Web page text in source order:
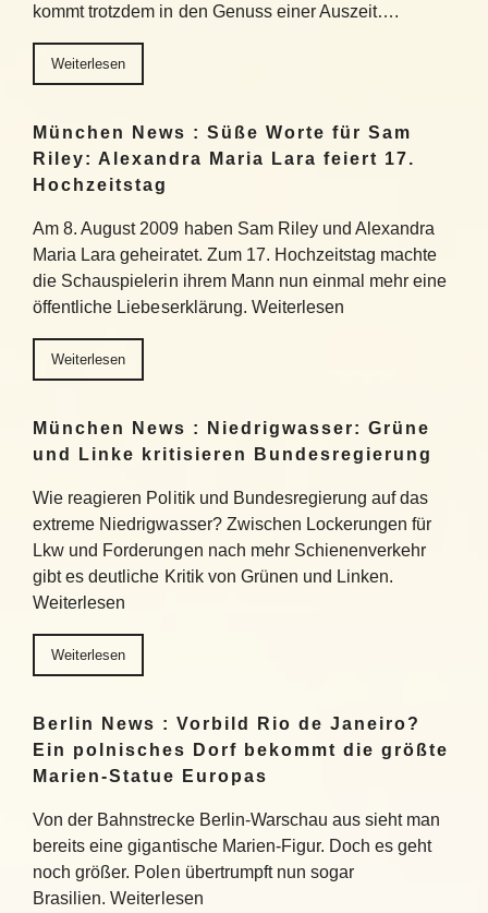
kommt trotzdem in den Genuss einer Auszeit….
Weiterlesen
München News : Süße Worte für Sam
Riley: Alexandra Maria Lara feiert 17.
Hochzeitstag
Am 8. August 2009 haben Sam Riley und Alexandra
Maria Lara geheiratet. Zum 17. Hochzeitstag machte
die Schauspielerin ihrem Mann nun einmal mehr eine
öffentliche Liebeserklärung. Weiterlesen
Weiterlesen
München News : Niedrigwasser: Grüne
und Linke kritisieren Bundesregierung
Wie reagieren Politik und Bundesregierung auf das
extreme Niedrigwasser? Zwischen Lockerungen für
Lkw und Forderungen nach mehr Schienenverkehr
gibt es deutliche Kritik von Grünen und Linken.
Weiterlesen
Weiterlesen
Berlin News : Vorbild Rio de Janeiro?
Ein polnisches Dorf bekommt die größte
Marien-Statue Europas
Von der Bahnstrecke Berlin-Warschau aus sieht man
bereits eine gigantische Marien-Figur. Doch es geht
noch größer. Polen übertrumpft nun sogar
Brasilien. Weiterlesen